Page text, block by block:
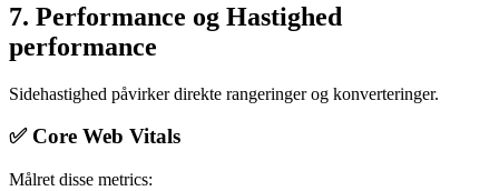
7. Performance og Hastighed
performance
Sidehastighed påvirker direkte rangeringer og konverteringer.
✅ Core Web Vitals
Målret disse metrics: